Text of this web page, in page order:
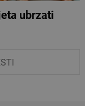
ubrzati